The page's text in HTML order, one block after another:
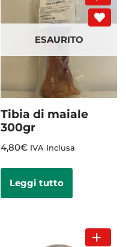
ESAURITO
Tibia di maiale
300gr
4,80€ IVA Inclusa
Leggi tutto